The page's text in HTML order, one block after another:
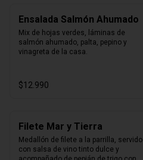
Ensalada Salmón Ahumado
Mix de hojas verdes, láminas de
salmón ahumado, palta, pepino y
vinagreta de la casa.
$12.990
Filete Mar y Tierra
Medallón de filete a la parrilla, servido
con salsa de vino tinto dulce y